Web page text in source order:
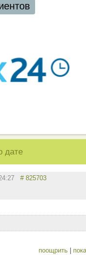
дате
# 825703
поощрить